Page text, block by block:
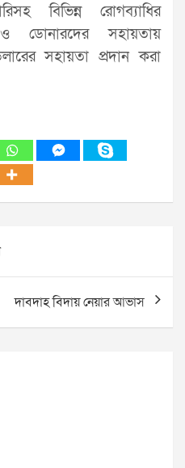
বিভিন্ন রোগব্যাধির
ডোনারদের সহায়তায়
সহায়তা প্রদান করা
দাবদাহ বিদায় নেয়ার আভাস